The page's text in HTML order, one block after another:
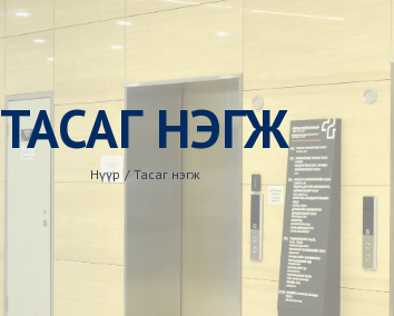
ТАСАГ НЭГЖ
Нүүр / Тасаг нэгж